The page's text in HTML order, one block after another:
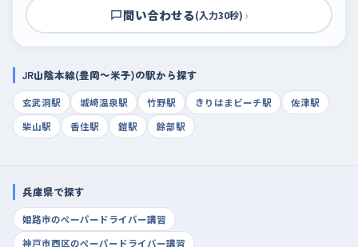
問い合わせる(入力30秒) ›
JR山陰本線(豊岡～米子)の駅から探す
玄武洞駅 城崎温泉駅 竹野駅 きりはまビーチ駅
佐津駅
柴山駅
香住駅 鎧駅 餘部駅
兵庫県で探す
姫路市のペーパードライバー講習
神戸市西区のペーパードライバー講習